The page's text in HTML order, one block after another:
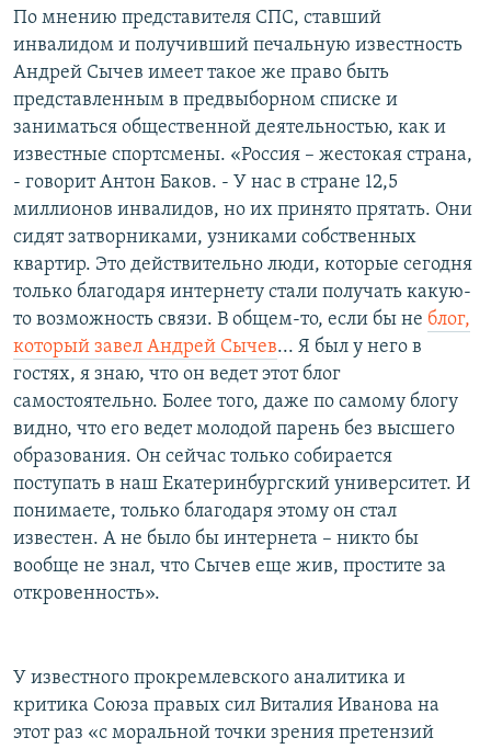
По мнению представителя СПС, ставший
инвалидом и получивший печальную известность
Андрей Сычев имеет такое же право быть
представленным в предвыборном списке и
заниматься общественной деятельностью, как и
известные спортсмены. «Россия – жестокая страна,
- говорит Антон Баков. - У нас в стране 12,5
миллионов инвалидов, но их принято прятать. Они
сидят затворниками, узниками собственных
квартир. Это действительно люди, которые сегодня
только благодаря интернету стали получать какую-
то возможность связи. В общем-то, если бы не блог,
который завел Андрей Сычев... Я был у него в
гостях, я знаю, что он ведет этот блог
самостоятельно. Более того, даже по самому блогу
видно, что его ведет молодой парень без высшего
образования. Он сейчас только собирается
поступать в наш Екатеринбургский университет. И
понимаете, только благодаря этому он стал
известен. А не было бы интернета – никто бы
вообще не знал, что Сычев еще жив, простите за
откровенность».
У известного прокремлевского аналитика и
критика Союза правых сил Виталия Иванова на
этот раз «с моральной точки зрения претензий